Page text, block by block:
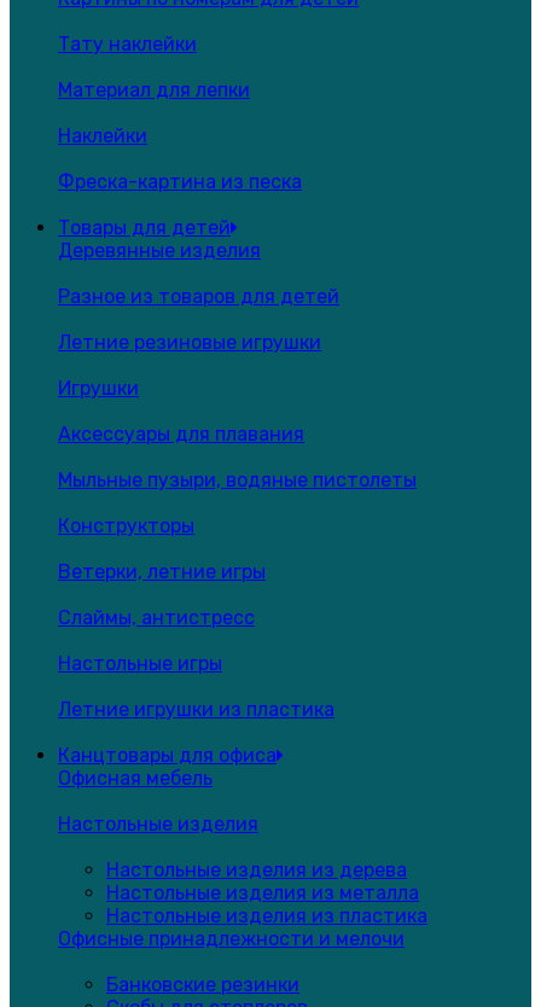
Тату наклейки
Материал для лепки
Наклейки
Фреска-картина из песка
Товары для детей
Деревянные изделия
Разное из товаров для детей
Летние резиновые игрушки
Игрушки
Аксессуары для плавания
Мыльные пузыри, водяные пистолеты
Конструкторы
Ветерки, летние игры
Слаймы, антистресс
Настольные игры
Летние игрушки из пластика
Канцтовары для офиса
Офисная мебель
Настольные изделия
Настольные изделия из дерева
Настольные изделия из металла
Настольные изделия из пластика
Офисные принадлежности и мелочи
Банковские резинки